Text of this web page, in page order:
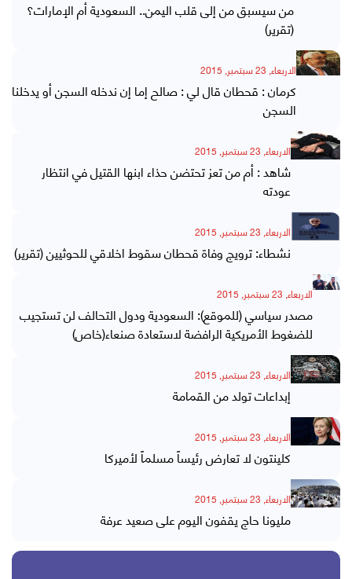
من سيسبق من إلى قلب اليمن.. السعودية أم الإمارات؟
(تقرير)
الاربعاء, 23 سبتمبر, 2015
كرمان : قحطان قال لي : صالح إما إن ندخله السجن أو يدخلنا
السجن
الاربعاء, 23 سبتمبر, 2015
شاهد : أم من تعز تحتضن حذاء ابنها القتيل في انتظار
عودته
الاربعاء, 23 سبتمبر, 2015
نشطاء: ترويج وفاة قحطان سقوط اخلاقي للحوثيين (تقرير)
الاربعاء, 23 سبتمبر, 2015
مصدر سياسي (للموقع): السعودية ودول التحالف لن تستجيب
للضغوط الأمريكية الرافضة لاستعادة صنعاء(خاص)
الاربعاء, 23 سبتمبر, 2015
إبداعات تولد من القمامة
الاربعاء, 23 سبتمبر, 2015
كلينتون لا تعارض رئيساً مسلماً لأميركا
الاربعاء, 23 سبتمبر, 2015
مليونا حاج يقفون اليوم على صعيد عرفة